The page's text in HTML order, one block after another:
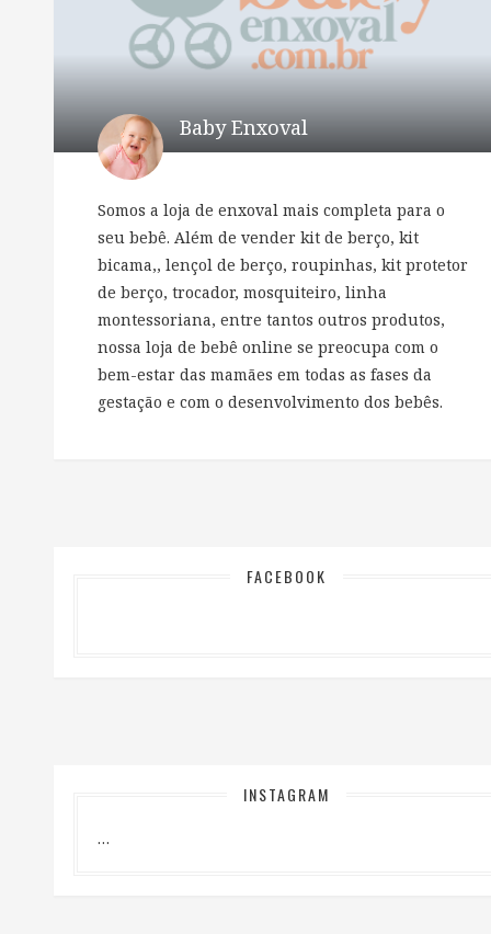
Baby Enxoval
Somos a loja de enxoval mais completa para o
seu bebê. Além de vender kit de berço, kit
bicama,, lençol de berço, roupinhas, kit protetor
de berço, trocador, mosquiteiro, linha
montessoriana, entre tantos outros produtos,
nossa loja de bebê online se preocupa com o
bem-estar das mamães em todas as fases da
gestação e com o desenvolvimento dos bebês.
FACEBOOK
INSTAGRAM
…